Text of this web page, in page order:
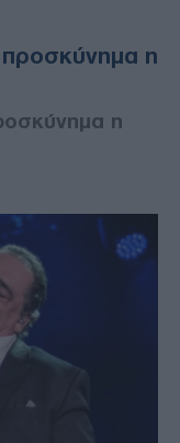
η
η